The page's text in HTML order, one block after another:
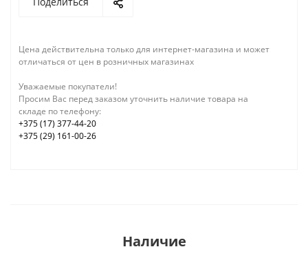
Цена действительна только для интернет-магазина и может
отличаться от цен в розничных магазинах
Уважаемые покупатели!
Просим Вас перед заказом уточнить наличие товара на
складе по телефону:
+375 (17) 377-44-20
+375 (29) 161-00-26
Наличие